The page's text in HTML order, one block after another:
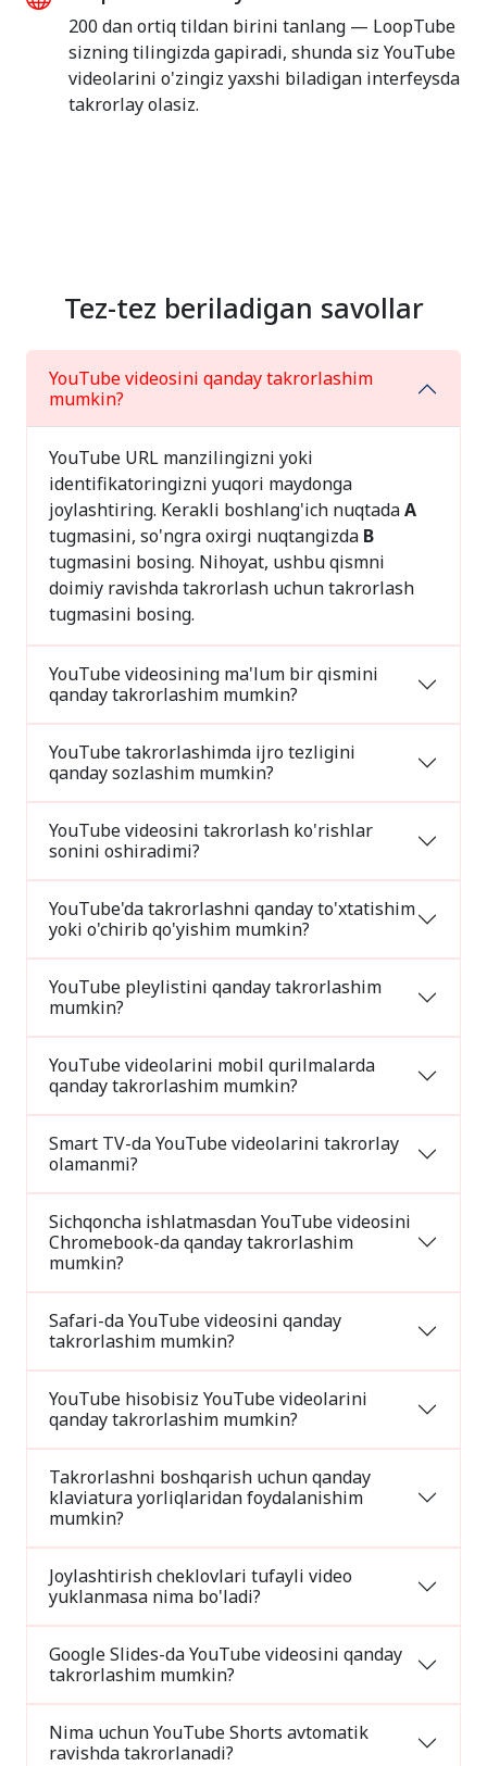
200 dan ortiq tildan birini tanlang — LoopTube
sizning tilingizda gapiradi, shunda siz YouTube
videolarini o'zingiz yaxshi biladigan interfeysda
takrorlay olasiz.
Tez-tez beriladigan savollar
YouTube videosini qanday takrorlashim
mumkin?
YouTube URL manzilingizni yoki
identifikatoringizni yuqori maydonga
joylashtiring. Kerakli boshlang'ich nuqtadaA
tugmasini, so'ngra oxirgi nuqtangizda B
tugmasini bosing. Nihoyat, ushbu qismni
doimiy ravishda takrorlash uchun takrorlash
tugmasini bosing.
YouTube videosining ma'lum bir qismini
qanday takrorlashim mumkin?
YouTube takrorlashimda ijro tezligini
qanday sozlashim mumkin?
YouTube videosini takrorlash ko'rishlar
sonini oshiradimi?
YouTube'da takrorlashni qanday to'xtatishim
yoki o'chirib qo'yishim mumkin?
YouTube pleylistini qanday takrorlashim
mumkin?
YouTube videolarini mobil qurilmalarda
qanday takrorlashim mumkin?
Smart TV-da YouTube videolarini takrorlay
olamanmi?
Sichqoncha ishlatmasdan YouTube videosini
Chromebook-da qanday takrorlashim
mumkin?
Safari-da YouTube videosini qanday
takrorlashim mumkin?
YouTube hisobisiz YouTube videolarini
qanday takrorlashim mumkin?
Takrorlashni boshqarish uchun qanday
klaviatura yorliqlaridan foydalanishim
mumkin?
Joylashtirish cheklovlari tufayli video
yuklanmasa nima bo'ladi?
Google Slides-da YouTube videosini qanday
takrorlashim mumkin?
Nima uchun YouTube Shorts avtomatik
ravishda takrorlanadi?